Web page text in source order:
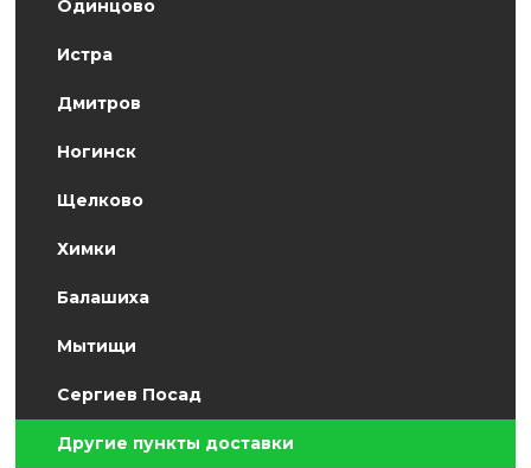
Одинцово
Истра
Дмитров
Ногинск
Щелково
Химки
Балашиха
Мытищи
Сергиев Посад
Другие пункты доставки